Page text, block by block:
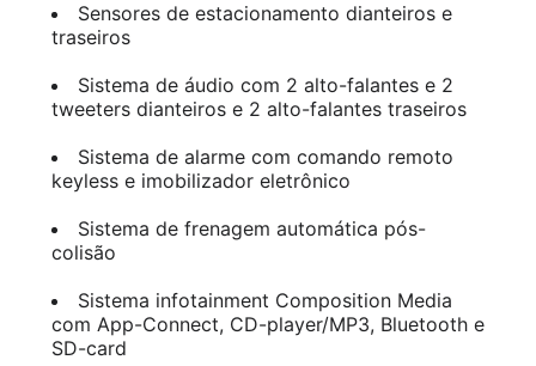
Sensores de estacionamento dianteiros e
traseiros
Sistema de áudio com 2 alto-falantes e 2
tweeters dianteiros e 2 alto-falantes traseiros
Sistema de alarme com comando remoto
keyless e imobilizador eletrônico
Sistema de frenagem automática pós-
colisão
Sistema infotainment Composition Media
com App-Connect, CD-player/MP3, Bluetooth e
SD-card